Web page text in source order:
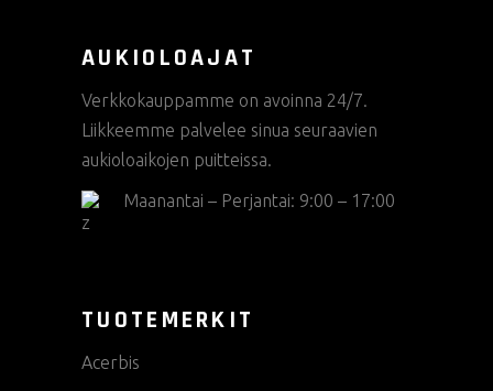
AUKIOLOAJAT
Verkkokauppamme on avoinna 24/7.
Liikkeemme palvelee sinua seuraavien
aukioloaikojen puitteissa.
Maanantai – Perjantai: 9:00 – 17:00
TUOTEMERKIT
Acerbis